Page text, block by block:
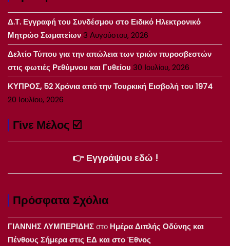
Δ.Τ. Εγγραφή του Συνδέσμου στο Ειδικό Ηλεκτρονικό
Μητρώο Σωματείων3 Αυγούστου, 2026
Δελτίο Τύπου για την απώλεια των τριών πυροσβεστών
στις φωτιές Ρεθύμνου και Γυθείου 30 Ιουλίου, 2026
ΚΥΠΡΟΣ, 52 Χρόνια από την Τουρκική Εισβολή του 1974
20 Ιουλίου, 2026
Γίνε Μέλος ☑️
👉 Εγγράψου εδώ !
Πρόσφατα Σχόλια
ΓΙΑΝΝΗΣ ΛΥΜΠΕΡΙΔΗΣστο Ημέρα Διπλής Οδύνης και
Πένθους Σήμερα στις ΕΔ και στο Έθνος